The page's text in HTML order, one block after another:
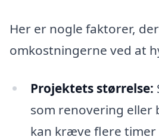
Her er nogle faktorer,
omkostningerne ved at
Projektets størrelse:
som renovering eller
kan kræve flere timer